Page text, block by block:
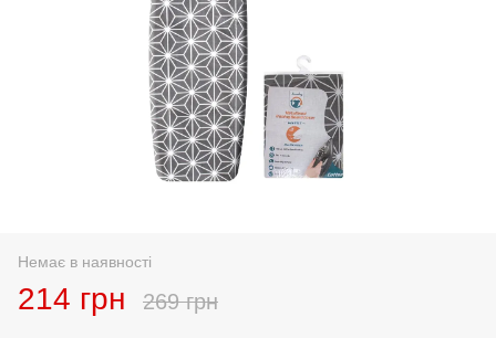
Немає в наявності
214 грн 269 грн